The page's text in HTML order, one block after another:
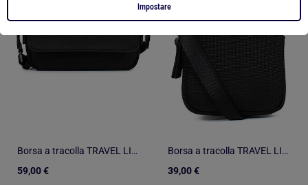
Impostare
Borsa a tracolla TRAVEL LIGHT
59,00 €
Borsa a tracolla TRAVEL LIGHT
39,00 €